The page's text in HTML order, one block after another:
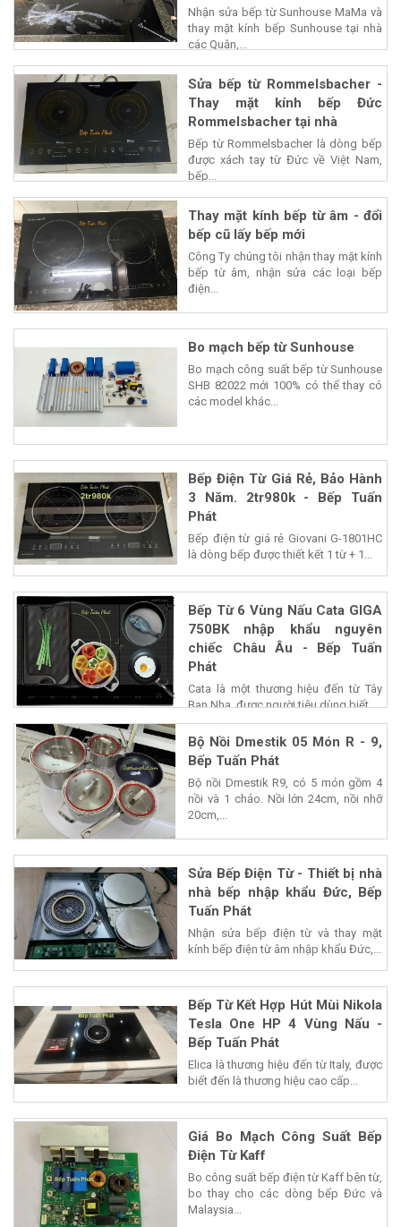
Nhận sửa bếp từ Sunhouse MaMa và
thay mặt kính bếp Sunhouse tại nhà
các Quận,...
Sửa bếp từ Rommelsbacher -
Thay mặt kính bếp Đức
Rommelsbacher tại nhà
Bếp từ Rommelsbacher là dòng bếp
được xách tay từ Đức về Việt Nam,
bếp...
Thay mặt kính bếp từ âm - đổi
bếp cũ lấy bếp mới
Công Ty chúng tôi nhận thay mặt kính
bếp từ âm, nhận sửa các loại bếp
điện...
Bo mạch bếp từ Sunhouse
Bo mạch công suất bếp từ Sunhouse
SHB 82022 mới 100% có thể thay có
các model khác...
Bếp Điện Từ Giá Rẻ, Bảo Hành
3 Năm. 2tr980k - Bếp Tuấn
Phát
Bếp điện từ giá rẻ Giovani G-1801HC
là dòng bếp được thiết kết 1 từ + 1...
Bếp Từ 6 Vùng Nấu Cata GIGA
750BK nhập khẩu nguyên
chiếc Châu Âu - Bếp Tuấn
Phát
Cata là một thương hiệu đến từ Tây
Ban Nha, được người tiêu dùng biết...
Bộ Nồi Dmestik 05 Món R - 9,
Bếp Tuấn Phát
Bộ nồi Dmestik R9, có 5 món gồm 4
nồi và 1 chảo. Nồi lớn 24cm, nồi nhỡ
20cm,...
Sửa Bếp Điện Từ - Thiết bị nhà
nhà bếp nhập khẩu Đức, Bếp
Tuấn Phát
Nhận sửa bếp điện từ và thay mặt
kính bếp điện từ âm nhập khẩu Đức,...
Bếp Từ Kết Hợp Hút Mùi Nikola
Tesla One HP 4 Vùng Nấu -
Bếp Tuấn Phát
Elica là thương hiệu đến từ Italy, được
biết đến là thương hiệu cao cấp...
Giá Bo Mạch Công Suất Bếp
Điện Từ Kaff
Bo công suất bếp điện từ Kaff bên từ,
bo thay cho các dòng bếp Đức và
Malaysia...